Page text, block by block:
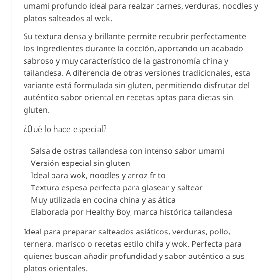
umami profundo ideal para realzar carnes, verduras, noodles y
platos salteados al wok.
Su textura densa y brillante permite recubrir perfectamente
los ingredientes durante la cocción, aportando un acabado
sabroso y muy característico de la gastronomía china y
tailandesa. A diferencia de otras versiones tradicionales, esta
variante está formulada sin gluten, permitiendo disfrutar del
auténtico sabor oriental en recetas aptas para dietas sin
gluten.
¿Qué lo hace especial?
Salsa de ostras tailandesa con intenso sabor umami
Versión especial sin gluten
Ideal para wok, noodles y arroz frito
Textura espesa perfecta para glasear y saltear
Muy utilizada en cocina china y asiática
Elaborada por Healthy Boy, marca histórica tailandesa
Ideal para preparar salteados asiáticos, verduras, pollo,
ternera, marisco o recetas estilo chifa y wok. Perfecta para
quienes buscan añadir profundidad y sabor auténtico a sus
platos orientales.